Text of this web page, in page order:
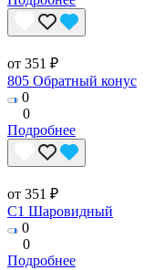
от 351 ₽
805 Обратный конус
0
0
Подробнее
от 351 ₽
C1 Шаровидный
0
0
Подробнее